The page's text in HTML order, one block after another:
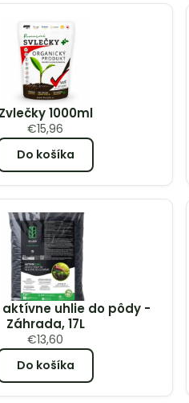
Zvlečky 1000ml
€15,96
Do košíka
uhlie do pôdy -
Záhrada, 17L
€13,60
Do košíka